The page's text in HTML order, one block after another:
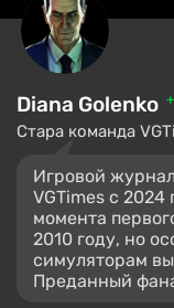
Diana Golenko
Стара команда
Игровой
VGTimes с 2024
момента
2010 году, но
симуляторам
Преданный